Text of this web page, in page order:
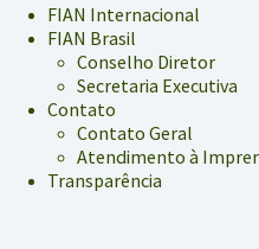
FIAN Internacional
FIAN Brasil
Conselho Diretor
Secretaria Executiva
Contato
Contato Geral
Atendimento à
Transparência